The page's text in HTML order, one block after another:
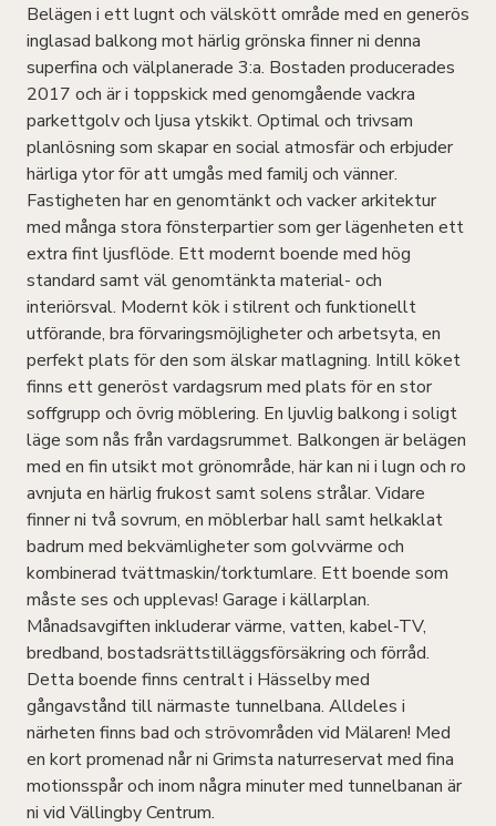
Belägen i ett lugnt och välskött område med en generös
inglasad balkong mot härlig grönska finner ni denna
superfina och välplanerade 3:a. Bostaden producerades
2017 och är i toppskick med genomgående vackra
parkettgolv och ljusa ytskikt. Optimal och trivsam
planlösning som skapar en social atmosfär och erbjuder
härliga ytor för att umgås med familj och vänner.
Fastigheten har en genomtänkt och vacker arkitektur
med många stora fönsterpartier som ger lägenheten ett
extra fint ljusflöde. Ett modernt boende med hög
standard samt väl genomtänkta material- och
interiörsval. Modernt kök i stilrent och funktionellt
utförande, bra förvaringsmöjligheter och arbetsyta, en
perfekt plats för den som älskar matlagning. Intill köket
finns ett generöst vardagsrum med plats för en stor
soffgrupp och övrig möblering. En ljuvlig balkong i soligt
läge som nås från vardagsrummet. Balkongen är belägen
med en fin utsikt mot grönområde, här kan ni i lugn och ro
avnjuta en härlig frukost samt solens strålar. Vidare
finner ni två sovrum, en möblerbar hall samt helkaklat
badrum med bekvämligheter som golvvärme och
kombinerad tvättmaskin/torktumlare. Ett boende som
måste ses och upplevas! Garage i källarplan.
Månadsavgiften inkluderar värme, vatten, kabel-TV,
bredband, bostadsrättstilläggsförsäkring och förråd.
Detta boende finns centralt i Hässelby med
gångavstånd till närmaste tunnelbana. Alldeles i
närheten finns bad och strövområden vid Mälaren! Med
en kort promenad når ni Grimsta naturreservat med fina
motionsspår och inom några minuter med tunnelbanan är
ni vid Vällingby Centrum.